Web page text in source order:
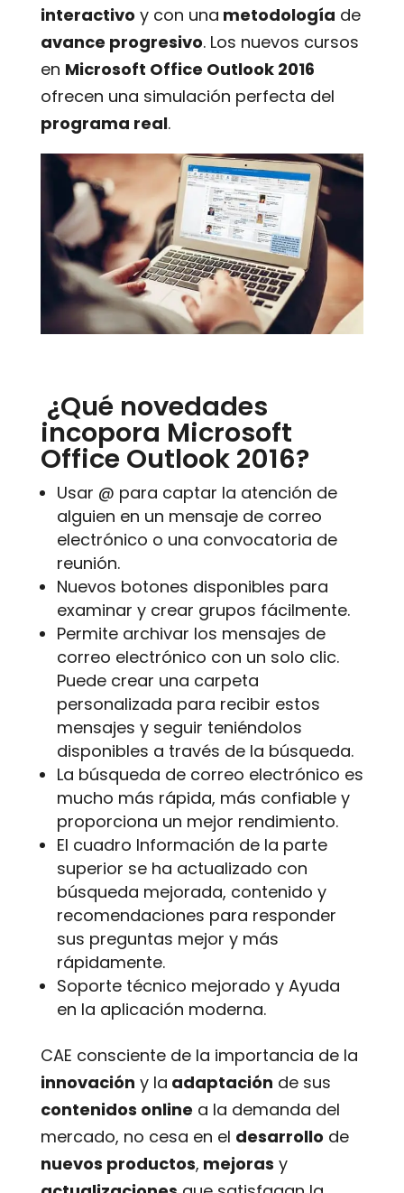
interactivo y con una metodología de
avance progresivo. Los nuevos cursos
en Microsoft Office Outlook 2016
ofrecen una simulación perfecta del
programa real.
¿Qué novedades
incopora Microsoft
Office Outlook 2016?
Usar @ para captar la atención de
alguien en un mensaje de correo
electrónico o una convocatoria de
reunión.
Nuevos botones disponibles para
examinar y crear grupos fácilmente.
Permite archivar los mensajes de
correo electrónico con un solo clic.
Puede crear una carpeta
personalizada para recibir estos
mensajes y seguir teniéndolos
disponibles a través de la búsqueda.
La búsqueda de correo electrónico es
mucho más rápida, más confiable y
proporciona un mejor rendimiento.
El cuadro Información de la parte
superior se ha actualizado con
búsqueda mejorada, contenido y
recomendaciones para responder
sus preguntas mejor y más
rápidamente.
Soporte técnico mejorado y Ayuda
en la aplicación moderna.
CAE consciente de la importancia de la
innovación y la adaptación de sus
contenidos online a la demanda del
mercado, no cesa en el desarrollo de
nuevos productos, mejoras y